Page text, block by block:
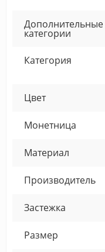
Дополнительные
категории
Категория
Цвет
Монетница
Материал
Производитель
Застежка
Размер